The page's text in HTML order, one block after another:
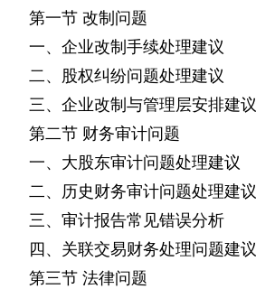
第一节 改制问题
一、企业改制手续处理建议
二、股权纠纷问题处理建议
三、企业改制与管理层安排建议
第二节 财务审计问题
一、大股东审计问题处理建议
二、历史财务审计问题处理建议
三、审计报告常见错误分析
四、关联交易财务处理问题建议
第三节 法律问题